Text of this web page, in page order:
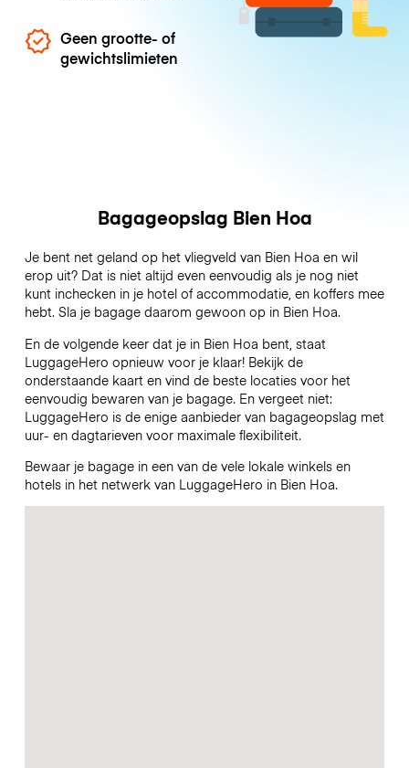
Geen grootte- of
gewichtslimieten
Bagageopslag Bien Hoa
Je bent net geland op het vliegveld van Bien Hoa en wil
erop uit? Dat is niet altijd even eenvoudig als je nog niet
kunt inchecken in je hotel of accommodatie, en koffers mee
hebt. Sla je bagage daarom gewoon op in Bien Hoa.
En de volgende keer dat je in Bien Hoa bent, staat
LuggageHero opnieuw voor je klaar! Bekijk de
onderstaande kaart en vind de beste locaties voor het
eenvoudig bewaren van je bagage. En vergeet niet:
LuggageHero is de enige aanbieder van bagageopslag met
uur- en dagtarieven voor maximale flexibiliteit.
Bewaar je bagage in een van de vele lokale winkels en
hotels in het netwerk van LuggageHero in Bien Hoa.